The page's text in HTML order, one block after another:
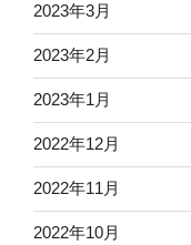
2023年3月
2023年2月
2023年1月
2022年12月
2022年11月
2022年10月